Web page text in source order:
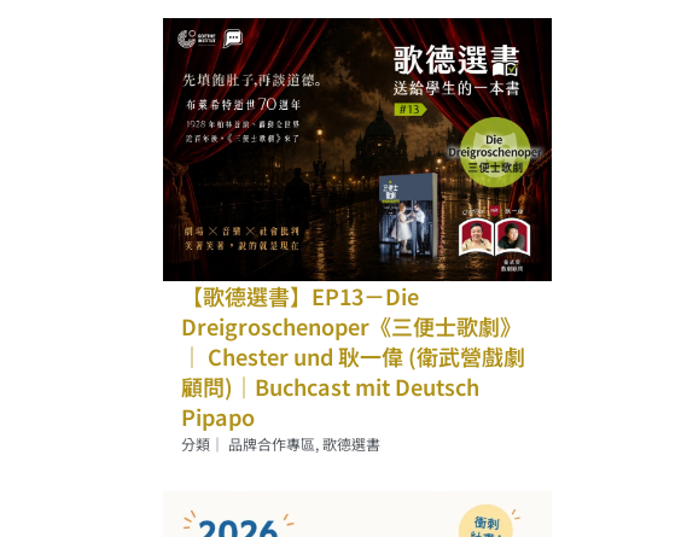
【歌德選書】EP13－Die
Dreigroschenoper《三便士歌劇》
｜ Chester und 耿一偉 (衛武營戲劇
顧問)｜Buchcast mit Deutsch
Pipapo
分類｜ 品牌合作專區,歌德選書